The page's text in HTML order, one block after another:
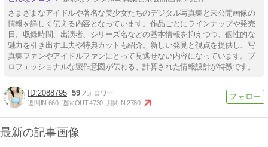
さまざまなアイドルや著名な美少女たちのデジタル写真集と未公開画像の
情報を詳しく伝える内容となっています。作品ごとにラインナップや発売
日、収録時間、出演者、シリーズ名などの基本情報を抑えつつ、個性的な
魅力を引き出す工夫や特典カットも紹介。新しい発見と視点を提供し、写
真集ファンやアイドルファンにとって見逃せない内容になっています。プ
ロフェッショナルな製作意図が伝わる、計算された情報設計が特徴です。
2088795 59
週間IN:660 週間OUT:4730 月間IN:2780
最新の記事画像